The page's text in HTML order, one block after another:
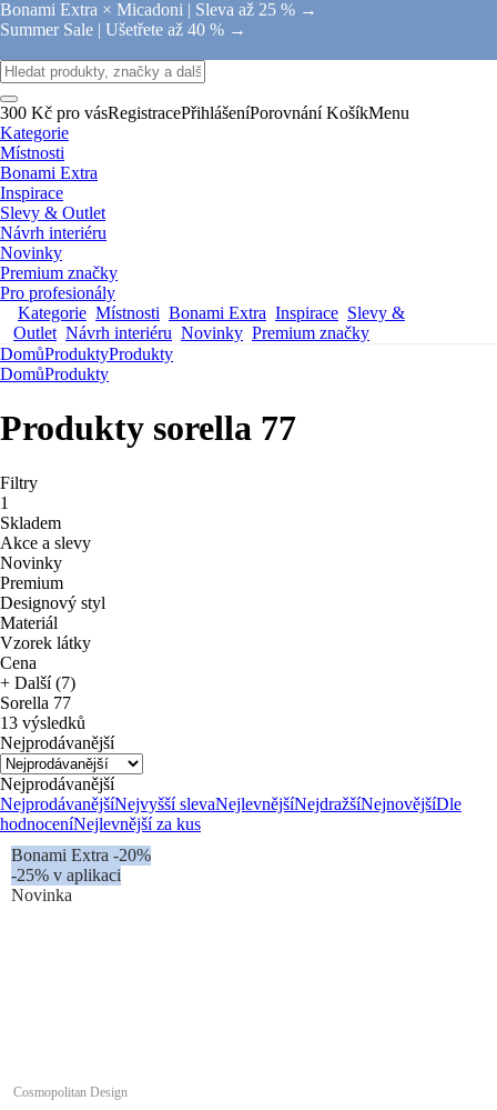
Bonami Extra × Micadoni | Sleva až 25 % →
Summer Sale | Ušetřete až 40 % →
300 Kč pro vásRegistracePřihlášeníPorovnání KošíkMenu
Kategorie
Místnosti
Bonami Extra
Inspirace
Slevy & Outlet
Návrh interiéru
Novinky
Premium značky
Pro profesionály
Kategorie Místnosti Bonami Extra Inspirace Slevy &
Outlet Návrh interiéru Novinky Premium značky
DomůProduktyProdukty
DomůProdukty
Produkty sorella 77
Filtry
1
Skladem
Akce a slevy
Novinky
Premium
Designový styl
Materiál
Vzorek látky
Cena
+ Další (7)
Sorella 77
13 výsledků
Nejprodávanější
Nejprodávanější
NejprodávanějšíNejvyšší slevaNejlevnějšíNejdražšíNejnovějšíDle
hodnoceníNejlevnější za kus
Bonami Extra -20%
-25% v aplikaci
Novinka
Cosmopolitan Design